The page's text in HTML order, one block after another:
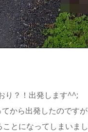
り？！出発します^^;
から出発したのです
とになってしまいま